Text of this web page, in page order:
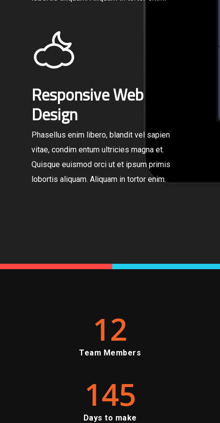
Responsive Web
Design
Phasellus enim libero, blandit vel sapien
vitae, condim entum ultricies magna et.
Quisque euismod orci ut et ipsum primis
lobortis aliquam. Aliquam in tortor enim.
12
Team Members
145
Days to make